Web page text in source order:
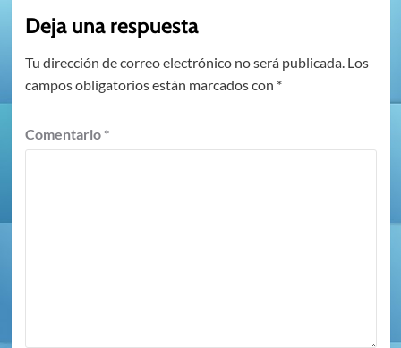
Deja una respuesta
Tu dirección de correo electrónico no será publicada. Los
campos obligatorios están marcados con *
Comentario *